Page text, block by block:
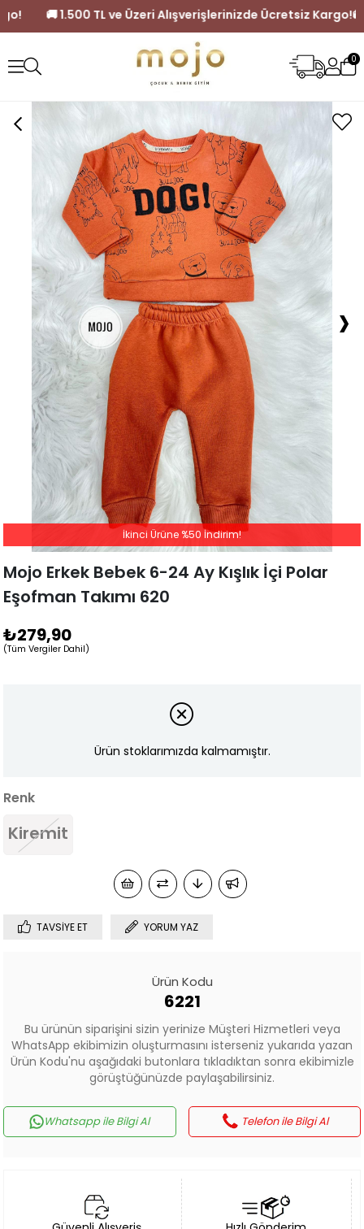
Kargo! 🚚 1.500 TL ve Üzeri Alışverişlerinizde Ücretsiz
0
›
Mojo Erkek Bebek 6-24 Ay Kışlık İçi Polar
Eşofman Takımı 620
₺279,90
(Tüm Vergiler Dahil)
İkinci Ürüne %50 İndirim!
Ürün stoklarımızda kalmamıştır.
Renk
Kiremit
TAVSIYE ET YORUM YAZ
Ürün Kodu
6221
Bu ürünün siparişini sizin yerinize Müşteri Hizmetleri veya
WhatsApp ekibimizin oluşturmasını isterseniz yukarıda yazan
Ürün Kodu'nu aşağıdaki butonlara tıkladıktan sonra ekibimizle
görüştüğünüzde paylaşabilirsiniz.
Whatsapp ile Bilgi Al Telefon ile Bilgi Al